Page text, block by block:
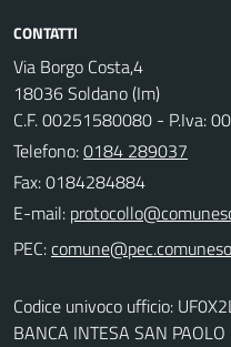
CONTATTI
Via Borgo Costa,4
18036 Soldano (Im)
C.F. 00251580080 - P.Iva:
Telefono:0184 289037
Fax: 0184284884
E-mail:
PEC:
Codice univoco ufficio:
BANCA INTESA SAN